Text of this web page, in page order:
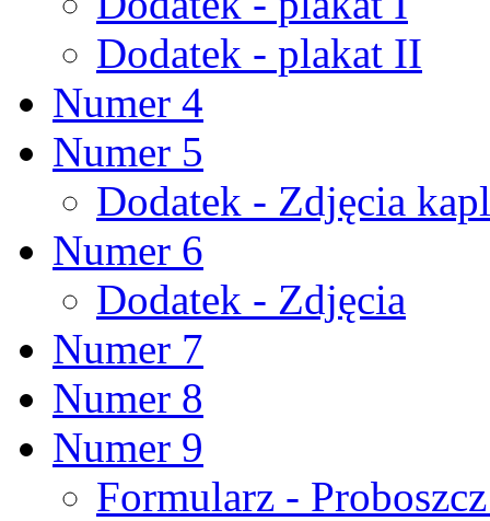
Dodatek - plakat II
Numer 4
Numer 5
Dodatek - Zdjęcia
Numer 6
Dodatek - Zdjęcia
Numer 7
Numer 8
Numer 9
Formularz -